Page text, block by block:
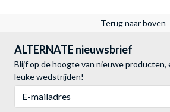
Terug naar boven
ALTERNATE nieuwsbrief
Blijf op de hoogte van nieuwe producten,
leuke wedstrijden!